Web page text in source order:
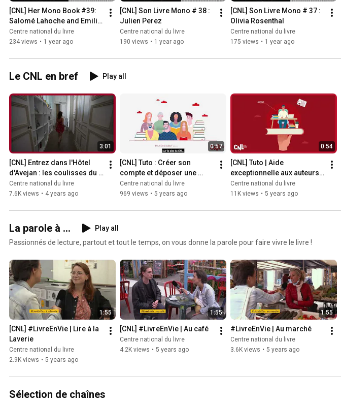
[CNL] Her Mono Book #39:
Salomé Lahoche and Emilie
Gleason
Centre national du livre
234 views • 1 year ago
[CNL] Son Livre Mono # 38 :
Julien Perez
Centre national du livre
190 views • 1 year ago
[CNL] Son Livre Mono # 37 :
Olivia Rosenthal
Centre national du livre
175 views • 1 year ago
Le CNL en bref Play all
3:01
[CNL] Entrez dans l'Hôtel
d'Avejan : les coulisses du
Centre national du livre !
Centre national du livre
7.6K views • 4 years ago
0:57
[CNL] Tuto : Créer son
compte et déposer une
demande d’aide sur le site
du CNL
Centre national du livre
969 views • 5 years ago
0:54
[CNL] Tuto | Aide
exceptionnelle aux auteurs :
comment procéder ?
Centre national du livre
11K views • 5 years ago
La parole à ...
Play all
Passionnés de lecture, partout et tout le temps, on vous donne la parole pour faire vivre le livre !
1:55
[CNL] #LivreEnVie | Lire à la
Laverie
Centre national du livre
2.9K views • 5 years ago
1:55
[CNL] #LivreEnVie | Au café
Centre national du livre
4.2K views • 5 years ago
1:55
#LivreEnVie | Au marché
Centre national du livre
3.6K views • 5 years ago
Sélection de chaînes